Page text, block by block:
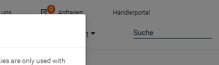
uns 0 Anfragen Händlerportal
Kontakt
are only used with